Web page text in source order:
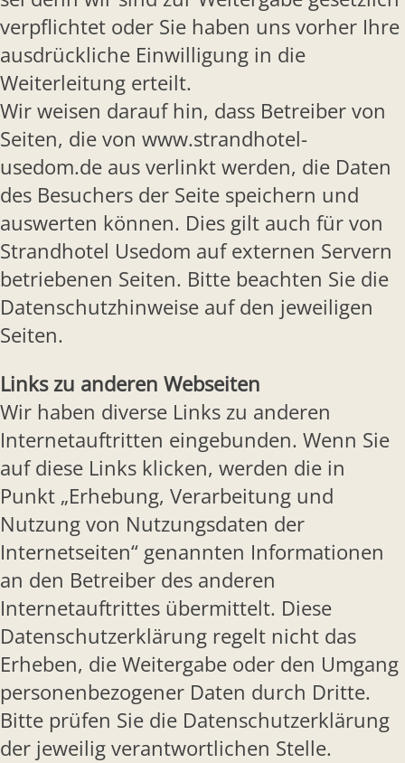
verpflichtet oder Sie haben uns vorher Ihre
ausdrückliche Einwilligung in die
Weiterleitung erteilt.
Wir weisen darauf hin, dass Betreiber von
Seiten, die von www.strandhotel-
usedom.de aus verlinkt werden, die Daten
des Besuchers der Seite speichern und
auswerten können. Dies gilt auch für von
Strandhotel Usedom auf externen Servern
betriebenen Seiten. Bitte beachten Sie die
Datenschutzhinweise auf den jeweiligen
Seiten.
Links zu anderen Webseiten
Wir haben diverse Links zu anderen
Internetauftritten eingebunden. Wenn Sie
auf diese Links klicken, werden die in
Punkt „Erhebung, Verarbeitung und
Nutzung von Nutzungsdaten der
Internetseiten“ genannten Informationen
an den Betreiber des anderen
Internetauftrittes übermittelt. Diese
Datenschutzerklärung regelt nicht das
Erheben, die Weitergabe oder den Umgang
personenbezogener Daten durch Dritte.
Bitte prüfen Sie die Datenschutzerklärung
der jeweilig verantwortlichen Stelle.